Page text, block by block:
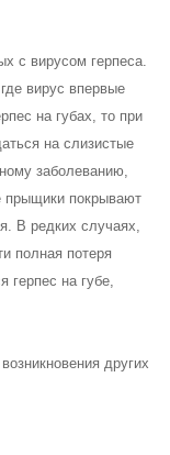
с вирусом герпеса.
вирус впервые
на губах, то при
на слизистые
заболеванию,
прыщики покрывают
В редких случаях,
полная потеря
герпес на губе,
других